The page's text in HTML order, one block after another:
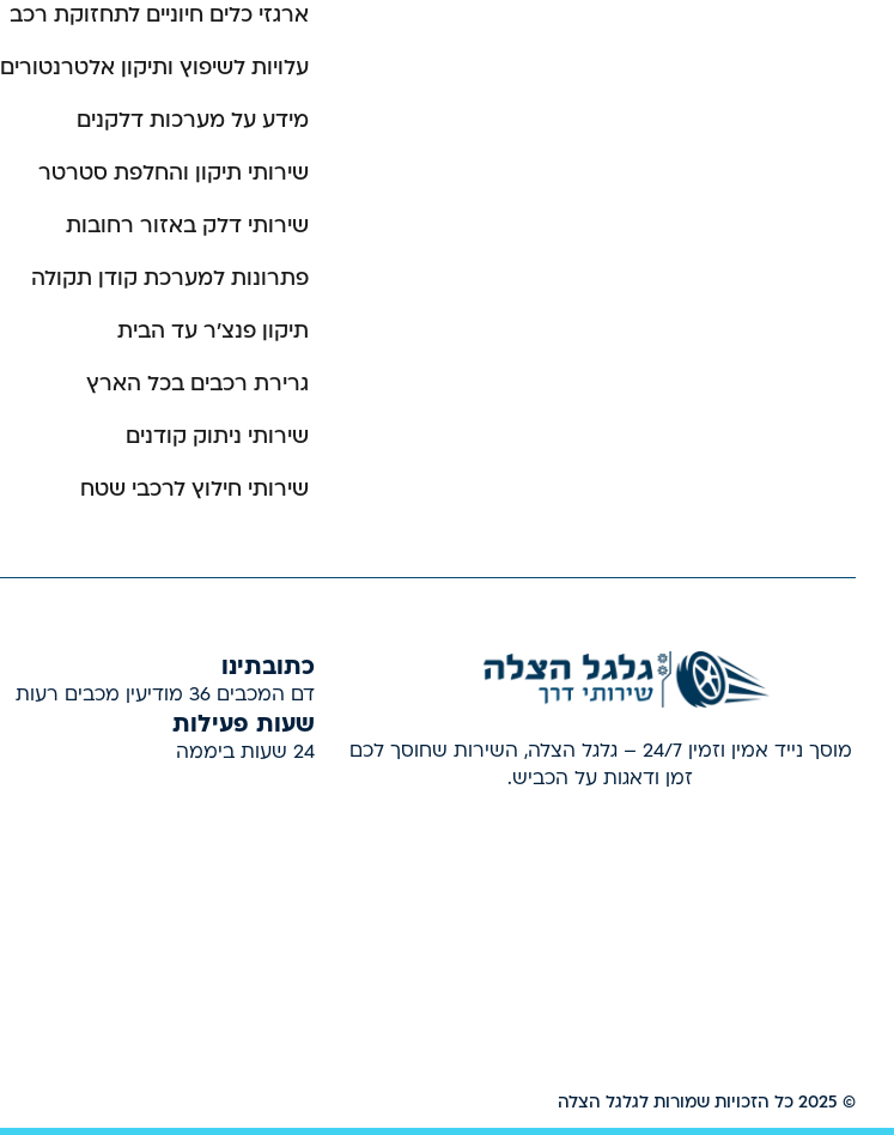
ארגזי כלים חיוניים לתחזוקת רכב
עלויות לשיפוץ ותיקון אלטרנטורים
מידע על מערכות דלקנים
שירותי תיקון והחלפת סטרטר
שירותי דלק באזור רחובות
פתרונות למערכת קודן תקולה
תיקון פנצ’ר עד הבית
גרירת רכבים בכל הארץ
שירותי ניתוק קודנים
שירותי חילוץ לרכבי שטח
מוסך נייד אמין וזמין 24/7 – גלגל הצלה, השירות שחוסך לכם
זמן ודאגות על הכביש.
כתובתינו
דם המכבים 36 מודיעין מכבים רעות
שעות פעילות
24 שעות ביממה
© 2025 כל הזכויות שמורות לגלגל הצלה